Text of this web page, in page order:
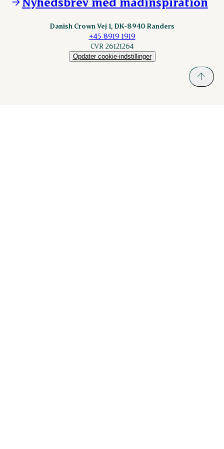
Scanhide.dk
Danish Crown Vej 1, DK-8940 Randers
+45 8919 1919
CVR 26121264
Opdater cookie-indstillinger